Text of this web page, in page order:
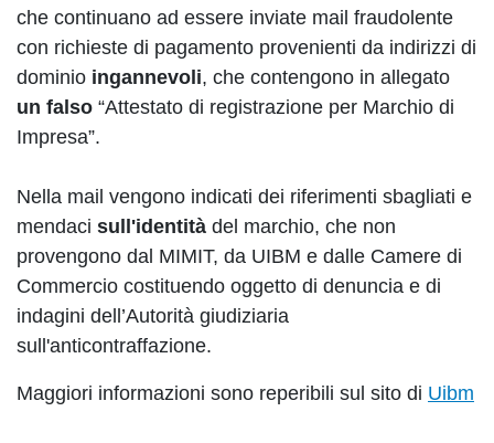
che continuano ad essere inviate mail fraudolente
con richieste di pagamento provenienti da indirizzi di
dominio ingannevoli, che contengono in allegato
un falso “Attestato di registrazione per Marchio di
Impresa”.
Nella mail vengono indicati dei riferimenti sbagliati e
mendaci sull'identità del marchio, che non
provengono dal MIMIT, da UIBM e dalle Camere di
Commercio costituendo oggetto di denuncia e di
indagini dell’Autorità giudiziaria
sull'anticontraffazione.
Maggiori informazioni sono reperibili sul sito di Uibm